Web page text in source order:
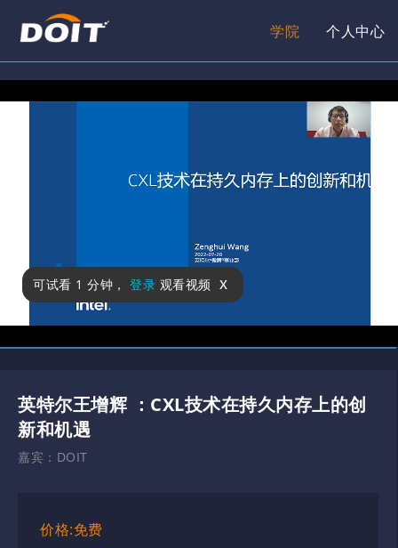
学院 个人中心
可试看 1 分钟 ， 登录 观看视频 x
英特尔王增辉 ：CXL技术在持久内存上的创
新和机遇
嘉宾： DOIT
价格:免费